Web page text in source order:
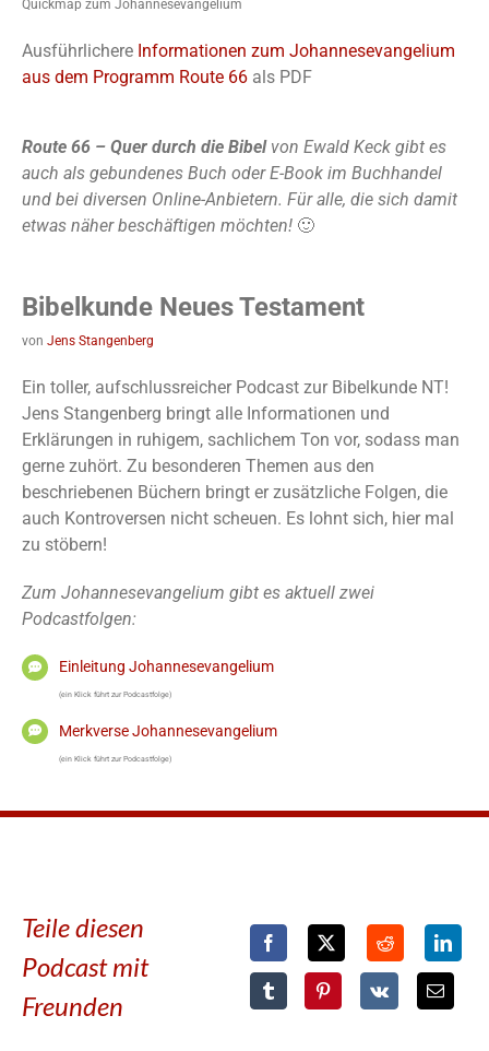
Quickmap zum Johannesevangelium
Ausführlichere Informationen zum Johannesevangelium
aus dem Programm Route 66 als PDF
Route 66 – Quer durch die Bibel von Ewald Keck gibt es
auch als gebundenes Buch oder E-Book im Buchhandel
und bei diversen Online-Anbietern. Für alle, die sich damit
etwas näher beschäftigen möchten! 🙂
Bibelkunde Neues Testament
von Jens Stangenberg
Ein toller, aufschlussreicher Podcast zur Bibelkunde NT!
Jens Stangenberg bringt alle Informationen und
Erklärungen in ruhigem, sachlichem Ton vor, sodass man
gerne zuhört. Zu besonderen Themen aus den
beschriebenen Büchern bringt er zusätzliche Folgen, die
auch Kontroversen nicht scheuen. Es lohnt sich, hier mal
zu stöbern!
Zum Johannesevangelium gibt es aktuell zwei
Podcastfolgen:
Einleitung Johannesevangelium
(ein Klick führt zur Podcastfolge)
Merkverse Johannesevangelium
(ein Klick führt zur Podcastfolge)
Teile diesen
Podcast mit
Freunden